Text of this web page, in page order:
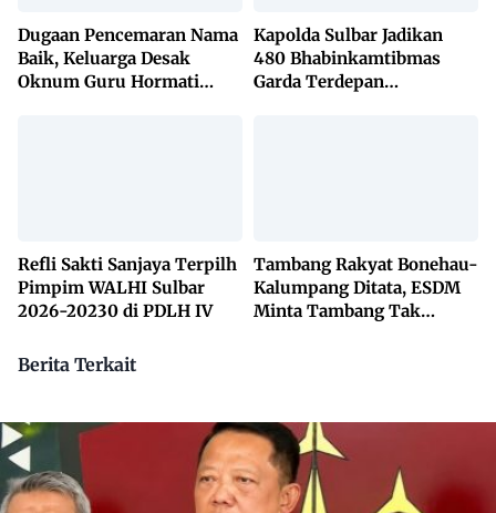
Dugaan Pencemaran Nama
Baik, Keluarga Desak
Oknum Guru Hormati
Kapolda Sulbar Jadikan
480 Bhabinkamtibmas
Garda Terdepan
Refli Sakti Sanjaya Terpilh
Pimpim WALHI Sulbar
2026-20230 di PDLH IV
Tambang Rakyat Bonehau-
Kalumpang Ditata, ESDM
Minta Tambang Tak
Berita Terkait